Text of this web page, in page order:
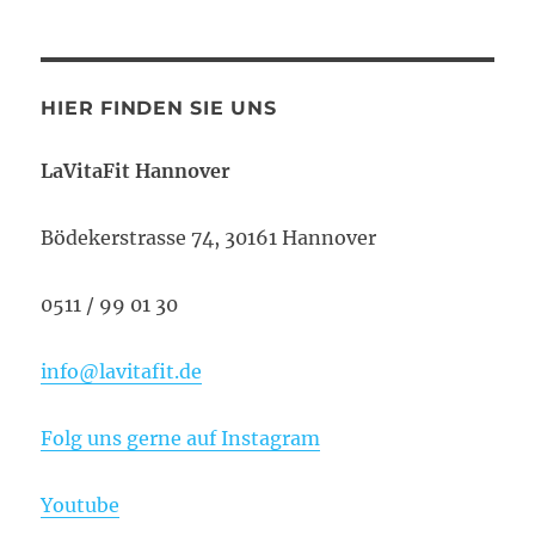
HIER FINDEN SIE UNS
LaVitaFit Hannover
Bödekerstrasse 74, 30161 Hannover
0511 / 99 01 30
info@lavitafit.de
Folg uns gerne auf Instagram
Youtube